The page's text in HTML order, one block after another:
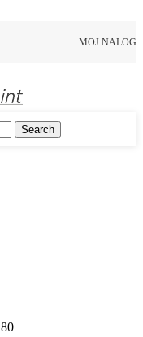
MOJ NALOG
Search
80